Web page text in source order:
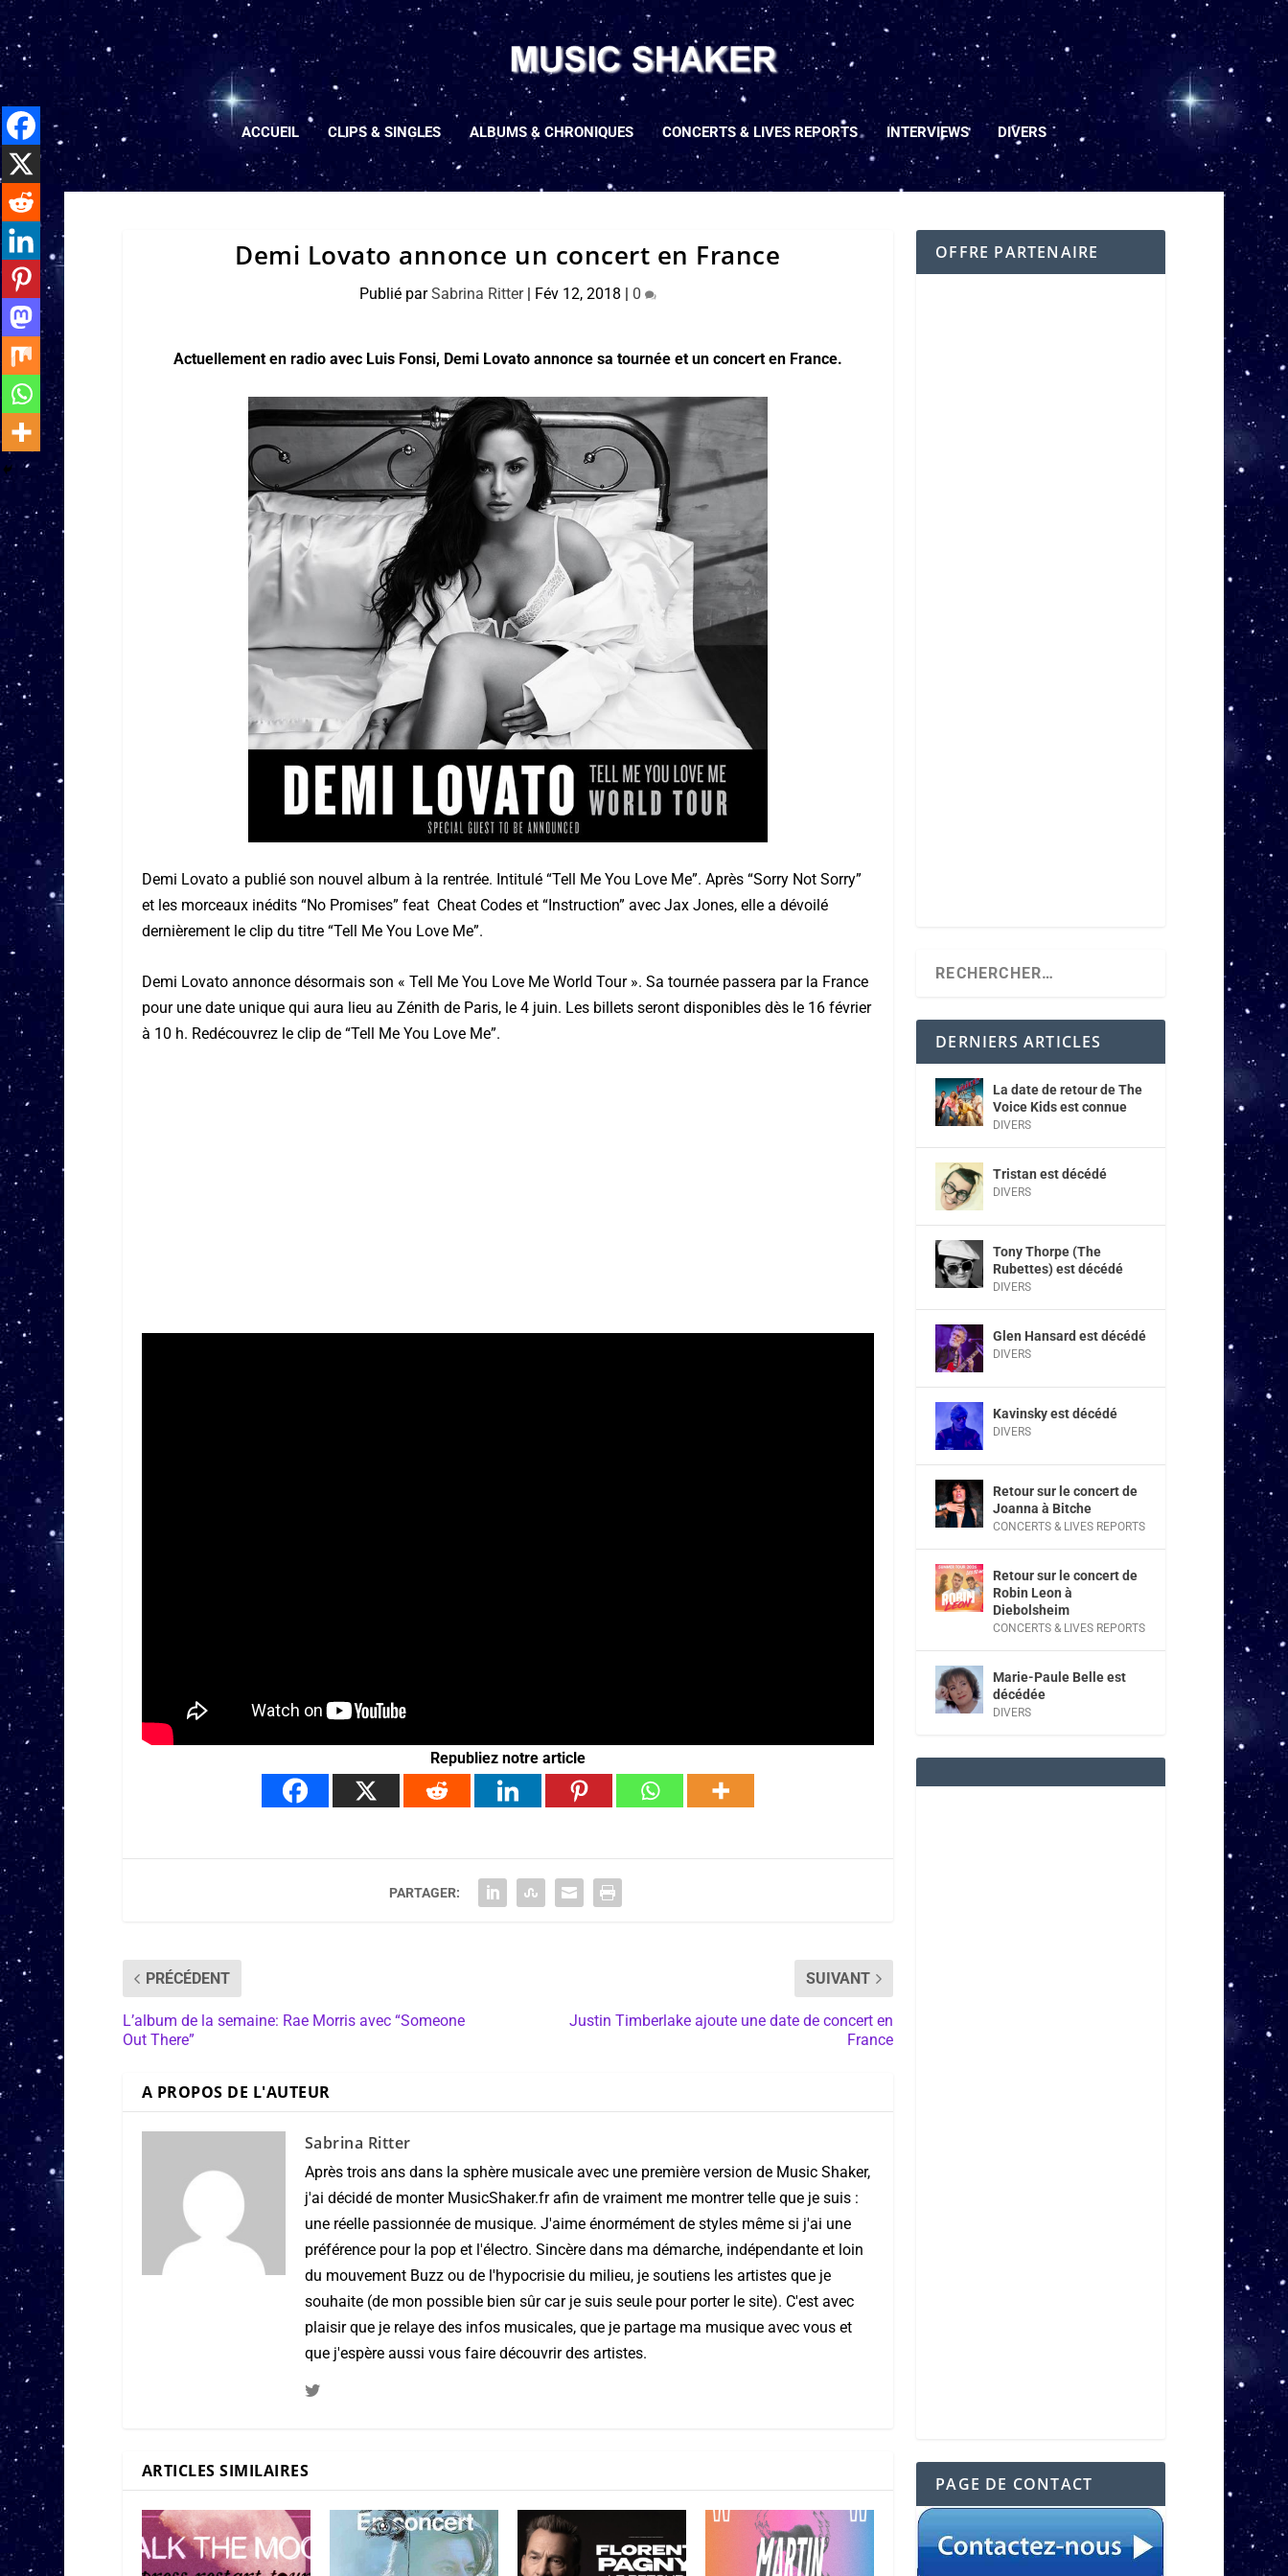
ACCUEIL CLIPS & SINGLES ALBUMS & CHRONIQUES CONCERTS & LIVES REPORTS INTERVIEWS DIVERS
Demi Lovato annonce un concert en France
Publié parSabrina Ritter| Fév 12, 2018| 0
Actuellement en radio avec Luis Fonsi, Demi Lovato annonce sa tournée et un concert en France.
Demi Lovato a publié son nouvel album à la rentrée. Intitulé “Tell Me You Love Me”. Après “Sorry Not Sorry”
et les morceaux inédits “No Promises” feat Cheat Codes et “Instruction” avec Jax Jones, elle a dévoilé
dernièrement le clip du titre “Tell Me You Love Me”.
Demi Lovato annonce désormais son « Tell Me You Love Me World Tour ». Sa tournée passera par la France
pour une date unique qui aura lieu au Zénith de Paris, le 4 juin. Les billets seront disponibles dès le 16 février
à 10 h. Redécouvrez le clip de “Tell Me You Love Me”.
Republiez notre article
PARTAGER:
PRÉCÉDENT
L’album de la semaine: Rae Morris avec “Someone
Out There”
SUIVANT
Justin Timberlake ajoute une date de concert en
France
A PROPOS DE L'AUTEUR
Sabrina Ritter
Après trois ans dans la sphère musicale avec une première version de Music Shaker,
j'ai décidé de monter MusicShaker.fr afin de vraiment me montrer telle que je suis :
une réelle passionnée de musique. J'aime énormément de styles même si j'ai une
préférence pour la pop et l'électro. Sincère dans ma démarche, indépendante et loin
du mouvement Buzz ou de l'hypocrisie du milieu, je soutiens les artistes que je
souhaite (de mon possible bien sûr car je suis seule pour porter le site). C'est avec
plaisir que je relaye des infos musicales, que je partage ma musique avec vous et
que j'espère aussi vous faire découvrir des artistes.
ARTICLES SIMILAIRES
OFFRE PARTENAIRE
DERNIERS ARTICLES
La date de retour de The
Voice Kids est connue
DIVERS
Tristan est décédé
DIVERS
Tony Thorpe (The
Rubettes) est décédé
DIVERS
Glen Hansard est décédé
DIVERS
Kavinsky est décédé
DIVERS
Retour sur le concert de
Joanna à Bitche
CONCERTS & LIVES REPORTS
Retour sur le concert de
Robin Leon à
Diebolsheim
CONCERTS & LIVES REPORTS
Marie-Paule Belle est
décédée
DIVERS
PAGE DE CONTACT